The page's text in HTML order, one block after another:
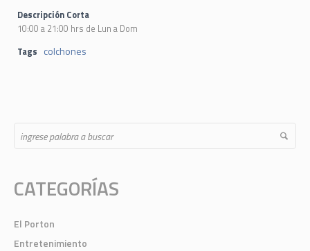
Descripción Corta
10:00 a 21:00 hrs de Lun a Dom
Tags colchones
CATEGORÍAS
El Porton
Entretenimiento